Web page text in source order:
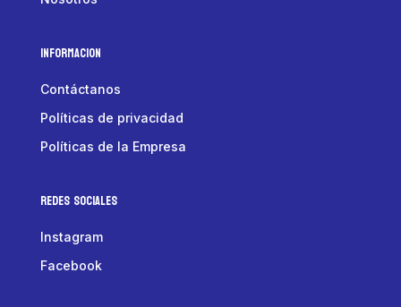
Informacion
Contáctanos
Políticas de privacidad
Políticas de la Empresa
Redes Sociales
Instagram
Facebook